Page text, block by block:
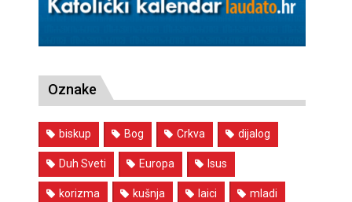
Oznake
biskup Bog Crkva dijalog
Duh Sveti Europa Isus
korizma kušnja laici mladi